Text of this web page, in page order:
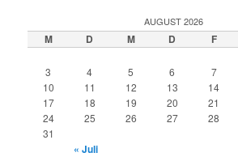
AUGUST 2026
M D M D F
3 4 5 6 7
10
11 12 13 14
17
18 19 20 21
24
25 26 27 28
31
« Juli